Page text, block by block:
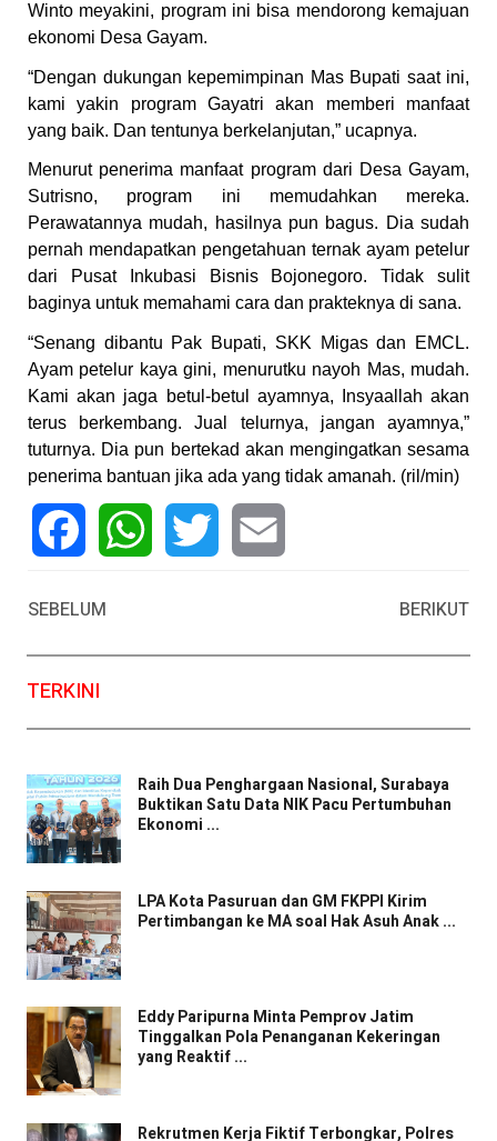
Winto meyakini, program ini bisa mendorong kemajuan
ekonomi Desa Gayam.
“Dengan dukungan kepemimpinan Mas Bupati saat ini,
kami yakin program Gayatri akan memberi manfaat
yang baik. Dan tentunya berkelanjutan,” ucapnya.
Menurut penerima manfaat program dari Desa Gayam,
Sutrisno, program ini memudahkan mereka.
Perawatannya mudah, hasilnya pun bagus. Dia sudah
pernah mendapatkan pengetahuan ternak ayam petelur
dari Pusat Inkubasi Bisnis Bojonegoro. Tidak sulit
baginya untuk memahami cara dan prakteknya di sana.
“Senang dibantu Pak Bupati, SKK Migas dan EMCL.
Ayam petelur kaya gini, menurutku nayoh Mas, mudah.
Kami akan jaga betul-betul ayamnya, Insyaallah akan
terus berkembang. Jual telurnya, jangan ayamnya,”
tuturnya. Dia pun bertekad akan mengingatkan sesama
penerima bantuan jika ada yang tidak amanah. (ril/min)
SEBELUM
BERIKUT
TERKINI
Raih Dua Penghargaan Nasional, Surabaya
Buktikan Satu Data NIK Pacu Pertumbuhan
Ekonomi ...
LPA Kota Pasuruan dan GM FKPPI Kirim
Pertimbangan ke MA soal Hak Asuh Anak ...
Eddy Paripurna Minta Pemprov Jatim
Tinggalkan Pola Penanganan Kekeringan
yang Reaktif ...
Rekrutmen Kerja Fiktif Terbongkar, Polres